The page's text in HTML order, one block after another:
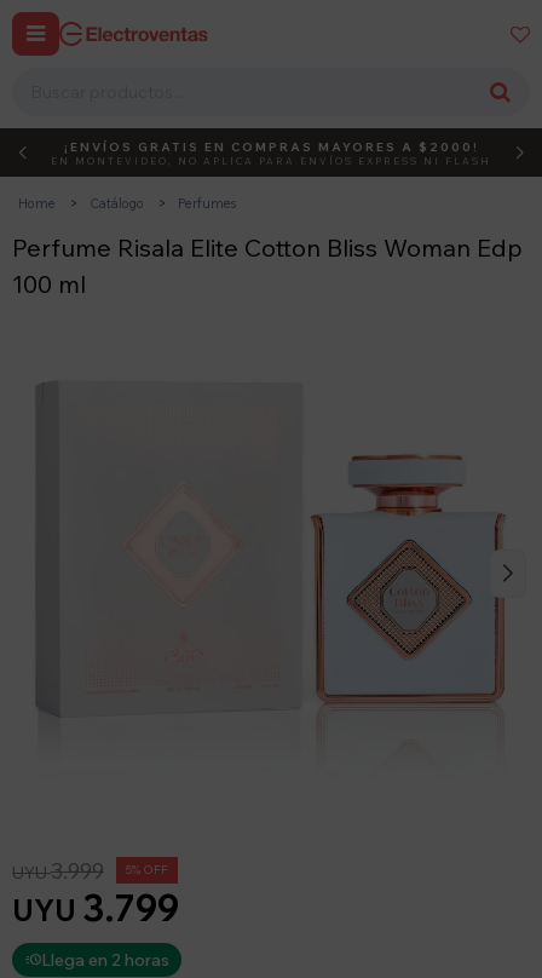
 
DEBUT ACTIVÁ EL CÓDIGO
¡ENVÍOS GRATIS EN COMPRAS MAYORES A $2000!
EN MONTEVIDEO, NO APLICA PARA ENVÍOS EXPRESS NI FLASH
Home Catálogo Perfumes
Perfume Risala Elite Cotton Bliss Woman Edp
100 ml
UYU 3.799
UYU3.999 5
Llega en 2 horas